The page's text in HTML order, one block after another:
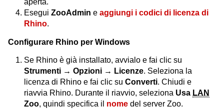
aperta.
Esegui ZooAdmin e aggiungi i codici di licenza di
Rhino.
Configurare Rhino per Windows
Se Rhino è già installato, avvialo e fai clic su
Strumenti → Opzioni → Licenze. Seleziona la
licenza di Rhino e fai clic su Converti. Chiudi e
riavvia Rhino. Durante il riavvio, seleziona Usa LAN
Zoo, quindi specifica il nome del server Zoo.